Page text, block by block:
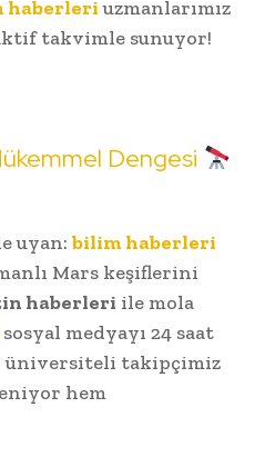
haberleriuzmanlarımız
takvimle sunuyor!
Dengesi
uyan:bilim haberleri
Mars keşiflerini
haberleri ile mola
sosyal medyayı 24 saat
üniversiteli takipçimiz
hem